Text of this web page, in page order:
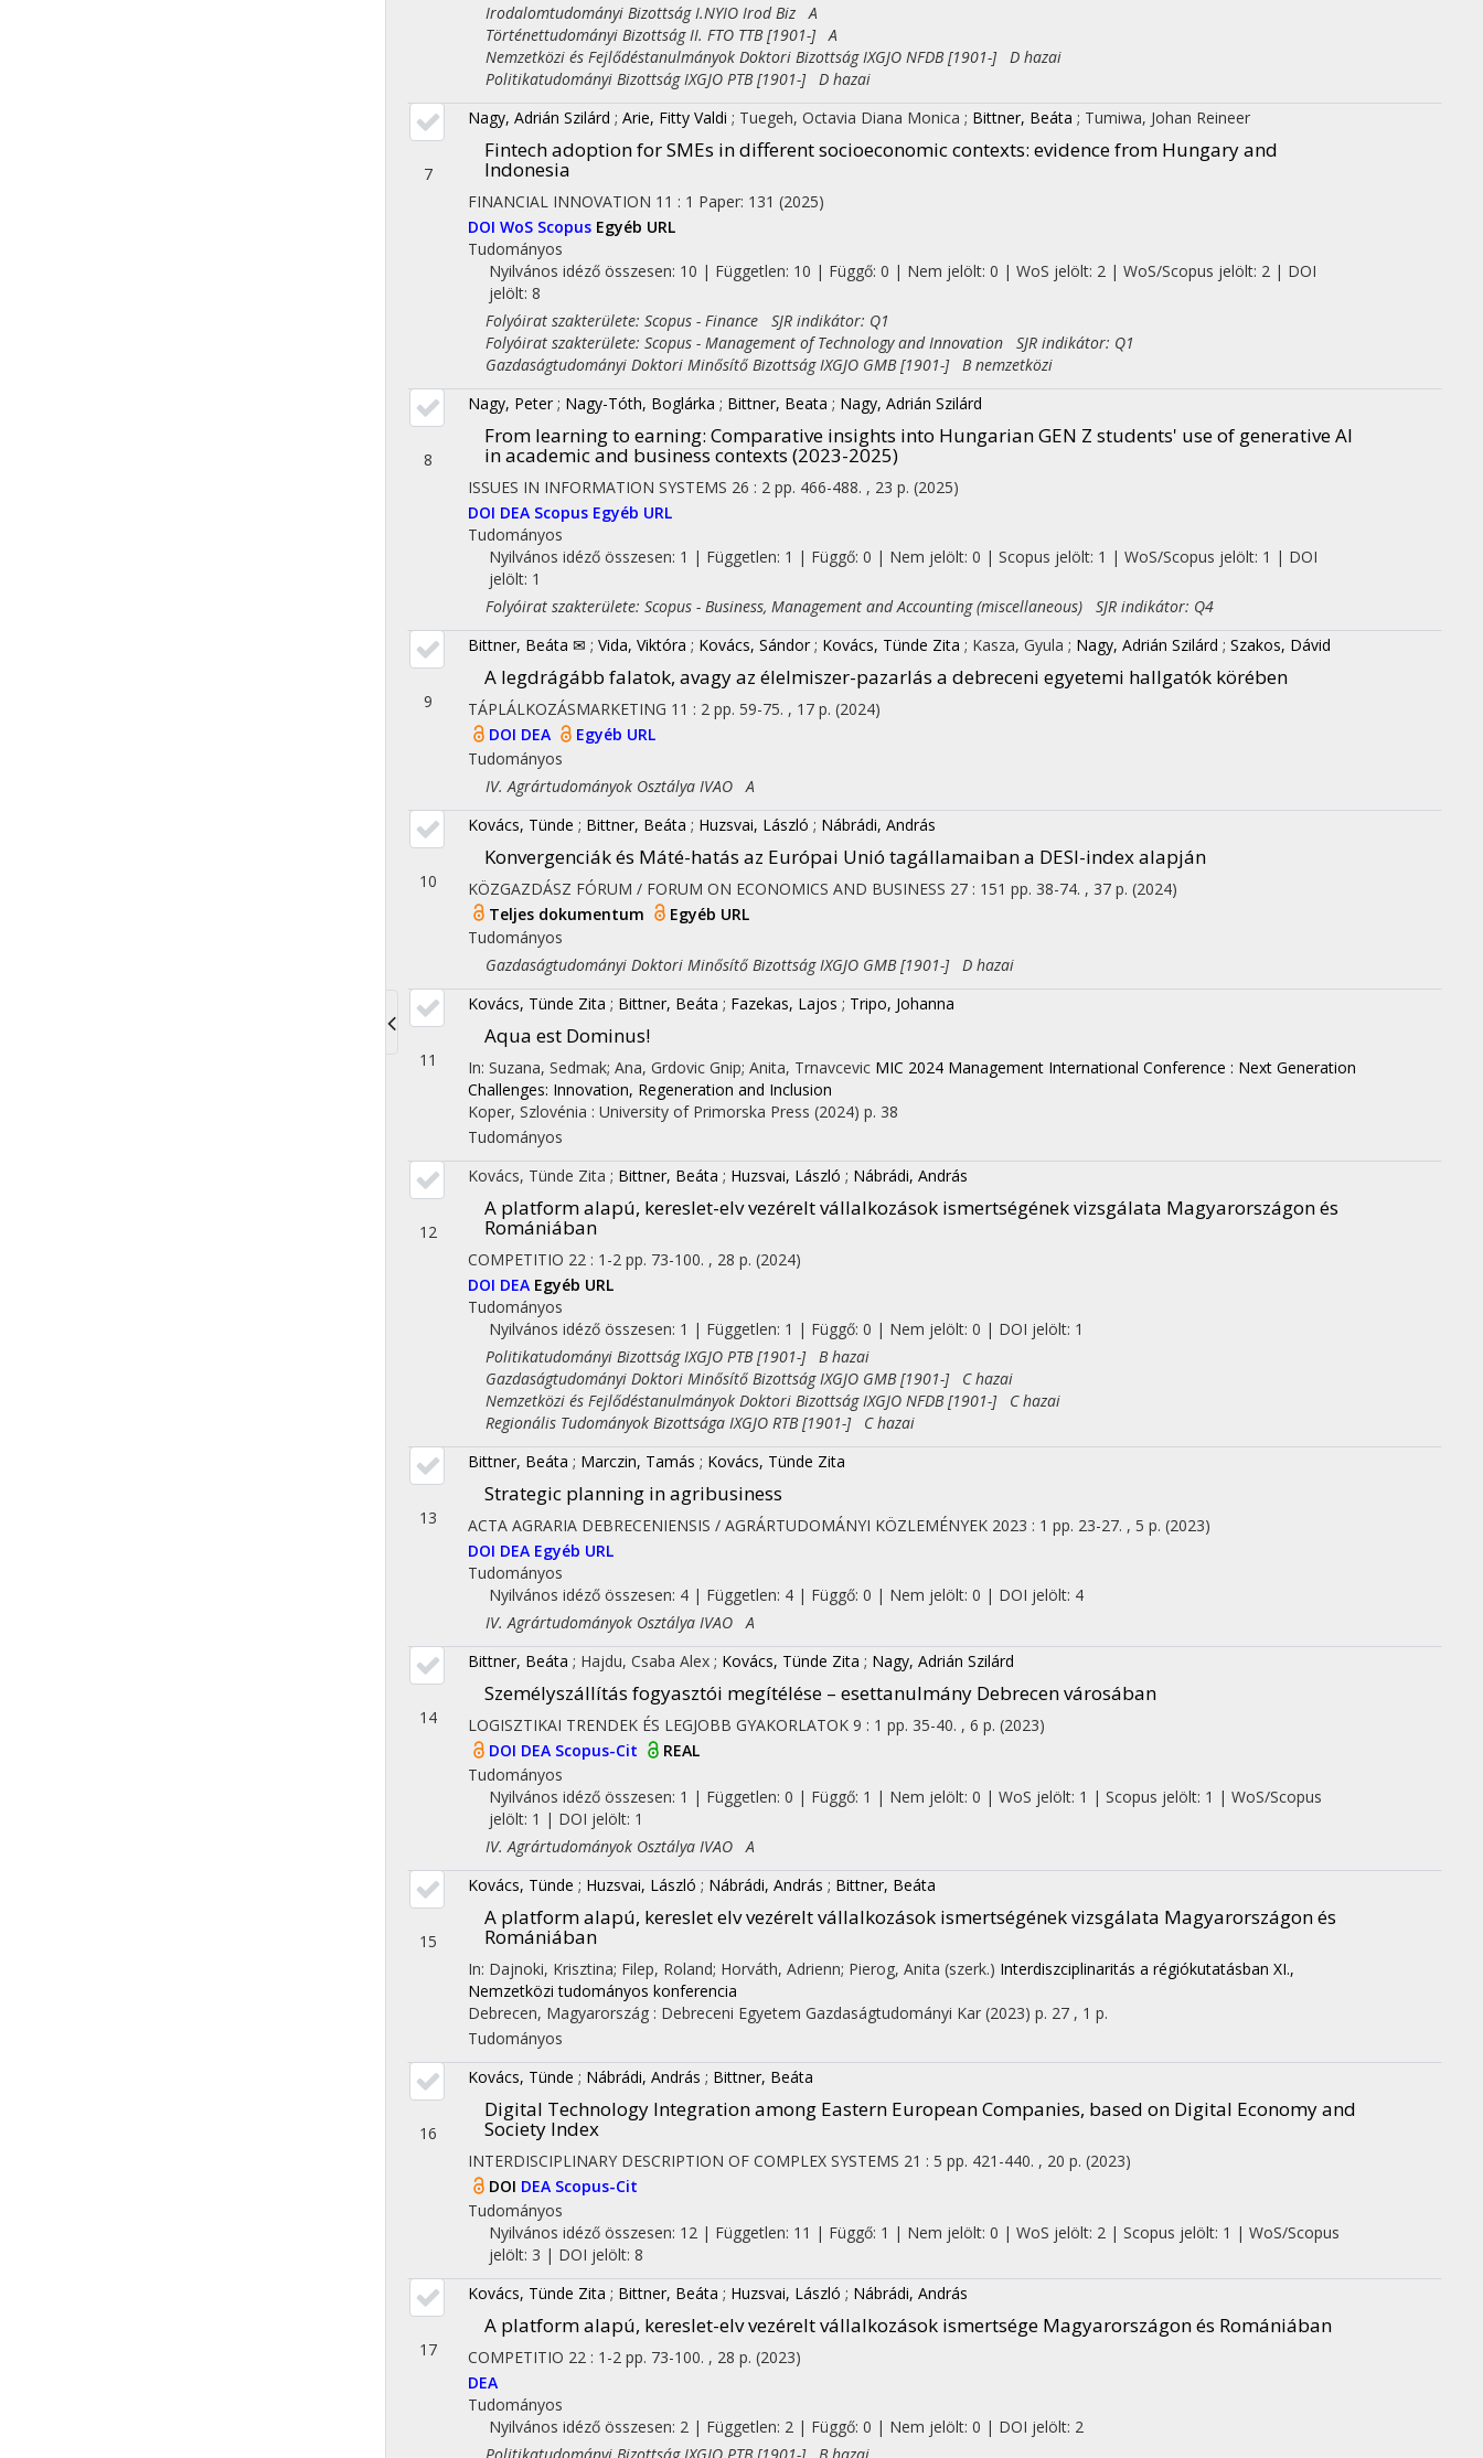
Toggle
navigation
Irodalomtudományi Bizottság I.NYIO Irod Biz A
Történettudományi Bizottság II. FTO TTB [1901-] A
Nemzetközi és Fejlődéstanulmányok Doktori Bizottság IXGJO NFDB [1901-] D hazai
Politikatudományi Bizottság IXGJO PTB [1901-] D hazai
7
Nagy, Adrián Szilárd ; Arie, Fitty Valdi ; Tuegeh, Octavia Diana Monica ; Bittner, Beáta ; Tumiwa, Johan Reineer
Fintech adoption for SMEs in different socioeconomic contexts: evidence from Hungary and
Indonesia
FINANCIAL INNOVATION 11 : 1 Paper: 131 (2025)
DOI WoS Scopus Egyéb URL
Tudományos
Nyilvános idéző összesen: 10 | Független: 10 | Függő: 0 | Nem jelölt: 0 | WoS jelölt: 2 | WoS/Scopus jelölt: 2 | DOI
jelölt: 8
Folyóirat szakterülete: Scopus - Finance SJR indikátor: Q1
Folyóirat szakterülete: Scopus - Management of Technology and Innovation SJR indikátor: Q1
Gazdaságtudományi Doktori Minősítő Bizottság IXGJO GMB [1901-] B nemzetközi
8
Nagy, Peter ; Nagy-Tóth, Boglárka ; Bittner, Beata ; Nagy, Adrián Szilárd
From learning to earning: Comparative insights into Hungarian GEN Z students' use of generative AI
in academic and business contexts (2023-2025)
ISSUES IN INFORMATION SYSTEMS 26 : 2 pp. 466-488. , 23 p. (2025)
DOI DEA Scopus Egyéb URL
Tudományos
Nyilvános idéző összesen: 1 | Független: 1 | Függő: 0 | Nem jelölt: 0 | Scopus jelölt: 1 | WoS/Scopus jelölt: 1 | DOI
jelölt: 1
Folyóirat szakterülete: Scopus - Business, Management and Accounting (miscellaneous) SJR indikátor: Q4
9
Bittner, Beáta ✉ ; Vida, Viktóra ; Kovács, Sándor ; Kovács, Tünde Zita ; Kasza, Gyula ; Nagy, Adrián Szilárd ; Szakos, Dávid
A legdrágább falatok, avagy az élelmiszer-pazarlás a debreceni egyetemi hallgatók körében
TÁPLÁLKOZÁSMARKETING 11 : 2 pp. 59-75. , 17 p. (2024)
DOI DEA
Egyéb URL
Tudományos
IV. Agrártudományok Osztálya IVAO A
10
Kovács, Tünde ; Bittner, Beáta ; Huzsvai, László ; Nábrádi, András
Konvergenciák és Máté-hatás az Európai Unió tagállamaiban a DESI-index alapján
KÖZGAZDÁSZ FÓRUM / FORUM ON ECONOMICS AND BUSINESS 27 : 151 pp. 38-74. , 37 p. (2024)
Teljes dokumentum
Egyéb URL
Tudományos
Gazdaságtudományi Doktori Minősítő Bizottság IXGJO GMB [1901-] D hazai
11
Kovács, Tünde Zita ; Bittner, Beáta ; Fazekas, Lajos ; Tripo, Johanna
Aqua est Dominus!
In: Suzana, Sedmak; Ana, Grdovic Gnip; Anita, Trnavcevic MIC 2024 Management International Conference : Next Generation
Challenges: Innovation, Regeneration and Inclusion
Koper, Szlovénia : University of Primorska Press (2024) p. 38
Tudományos
12
Kovács, Tünde Zita ; Bittner, Beáta ; Huzsvai, László ; Nábrádi, András
A platform alapú, kereslet-elv vezérelt vállalkozások ismertségének vizsgálata Magyarországon és
Romániában
COMPETITIO 22 : 1-2 pp. 73-100. , 28 p. (2024)
DOI DEA Egyéb URL
Tudományos
Nyilvános idéző összesen: 1 | Független: 1 | Függő: 0 | Nem jelölt: 0 | DOI jelölt: 1
Politikatudományi Bizottság IXGJO PTB [1901-] B hazai
Gazdaságtudományi Doktori Minősítő Bizottság IXGJO GMB [1901-] C hazai
Nemzetközi és Fejlődéstanulmányok Doktori Bizottság IXGJO NFDB [1901-] C hazai
Regionális Tudományok Bizottsága IXGJO RTB [1901-] C hazai
13
Bittner, Beáta ; Marczin, Tamás ; Kovács, Tünde Zita
Strategic planning in agribusiness
ACTA AGRARIA DEBRECENIENSIS / AGRÁRTUDOMÁNYI KÖZLEMÉNYEK 2023 : 1 pp. 23-27. , 5 p. (2023)
DOI DEA Egyéb URL
Tudományos
Nyilvános idéző összesen: 4| Független: 4 | Függő: 0 | Nem jelölt: 0 | DOI jelölt: 4
IV. Agrártudományok Osztálya IVAO A
14
Bittner, Beáta ; Hajdu, Csaba Alex ; Kovács, Tünde Zita ; Nagy, Adrián Szilárd
Személyszállítás fogyasztói megítélése – esettanulmány Debrecen városában
LOGISZTIKAI TRENDEK ÉS LEGJOBB GYAKORLATOK 9 : 1 pp. 35-40. , 6 p. (2023)
DOI DEA Scopus-Cit
REAL
Tudományos
Nyilvános idéző összesen: 1 | Független: 0 | Függő: 1 | Nem jelölt: 0 | WoS jelölt: 1 | Scopus jelölt: 1 | WoS/Scopus
jelölt: 1 | DOI jelölt: 1
IV. Agrártudományok Osztálya IVAO A
15
Kovács, Tünde ; Huzsvai, László ; Nábrádi, András ; Bittner, Beáta
A platform alapú, kereslet elv vezérelt vállalkozások ismertségének vizsgálata Magyarországon és
Romániában
In: Dajnoki, Krisztina; Filep, Roland; Horváth, Adrienn; Pierog, Anita (szerk.) Interdiszciplinaritás a régiókutatásban XI.,
Nemzetközi tudományos konferencia
Debrecen, Magyarország : Debreceni Egyetem Gazdaságtudományi Kar (2023) p. 27 , 1 p.
Tudományos
16
Kovács, Tünde ; Nábrádi, András ; Bittner, Beáta
Digital Technology Integration among Eastern European Companies, based on Digital Economy and
Society Index
INTERDISCIPLINARY DESCRIPTION OF COMPLEX SYSTEMS 21 : 5 pp. 421-440. , 20 p. (2023)
DOI DEA Scopus-Cit
Tudományos
Nyilvános idéző összesen: 12 | Független: 11 | Függő: 1 | Nem jelölt: 0 | WoS jelölt: 2 | Scopus jelölt: 1 | WoS/Scopus
jelölt: 3 | DOI jelölt: 8
17
Kovács, Tünde Zita ; Bittner, Beáta ; Huzsvai, László ; Nábrádi, András
A platform alapú, kereslet-elv vezérelt vállalkozások ismertsége Magyarországon és Romániában
COMPETITIO 22 : 1-2 pp. 73-100. , 28 p. (2023)
DEA
Tudományos
Nyilvános idéző összesen: 2 | Független: 2 | Függő: 0 | Nem jelölt: 0 | DOI jelölt: 2